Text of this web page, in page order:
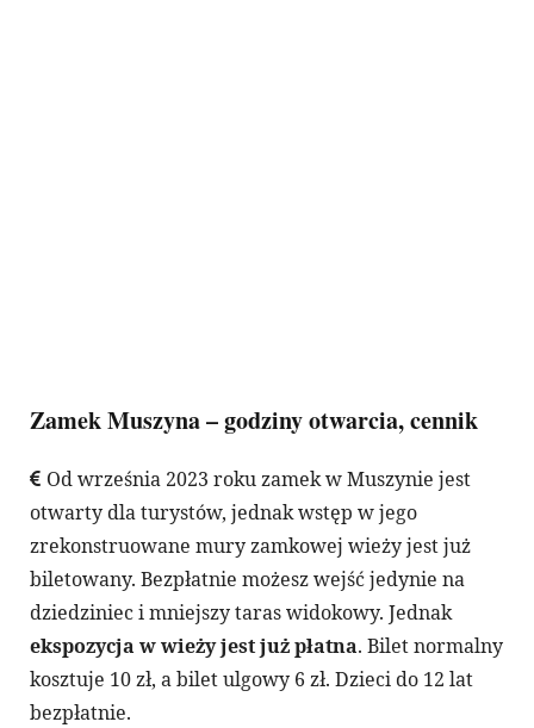
Zamek Muszyna – godziny otwarcia, cennik
Od września 2023 roku zamek w Muszynie jest
otwarty dla turystów, jednak wstęp w jego
zrekonstruowane mury zamkowej wieży jest już
biletowany. Bezpłatnie możesz wejść jedynie na
dziedziniec i mniejszy taras widokowy. Jednak
ekspozycja w wieży jest już płatna. Bilet normalny
kosztuje 10 zł, a bilet ulgowy 6 zł. Dzieci do 12 lat
bezpłatnie.